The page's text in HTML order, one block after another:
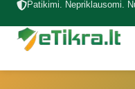
Patikimi. Nepriklausomi.